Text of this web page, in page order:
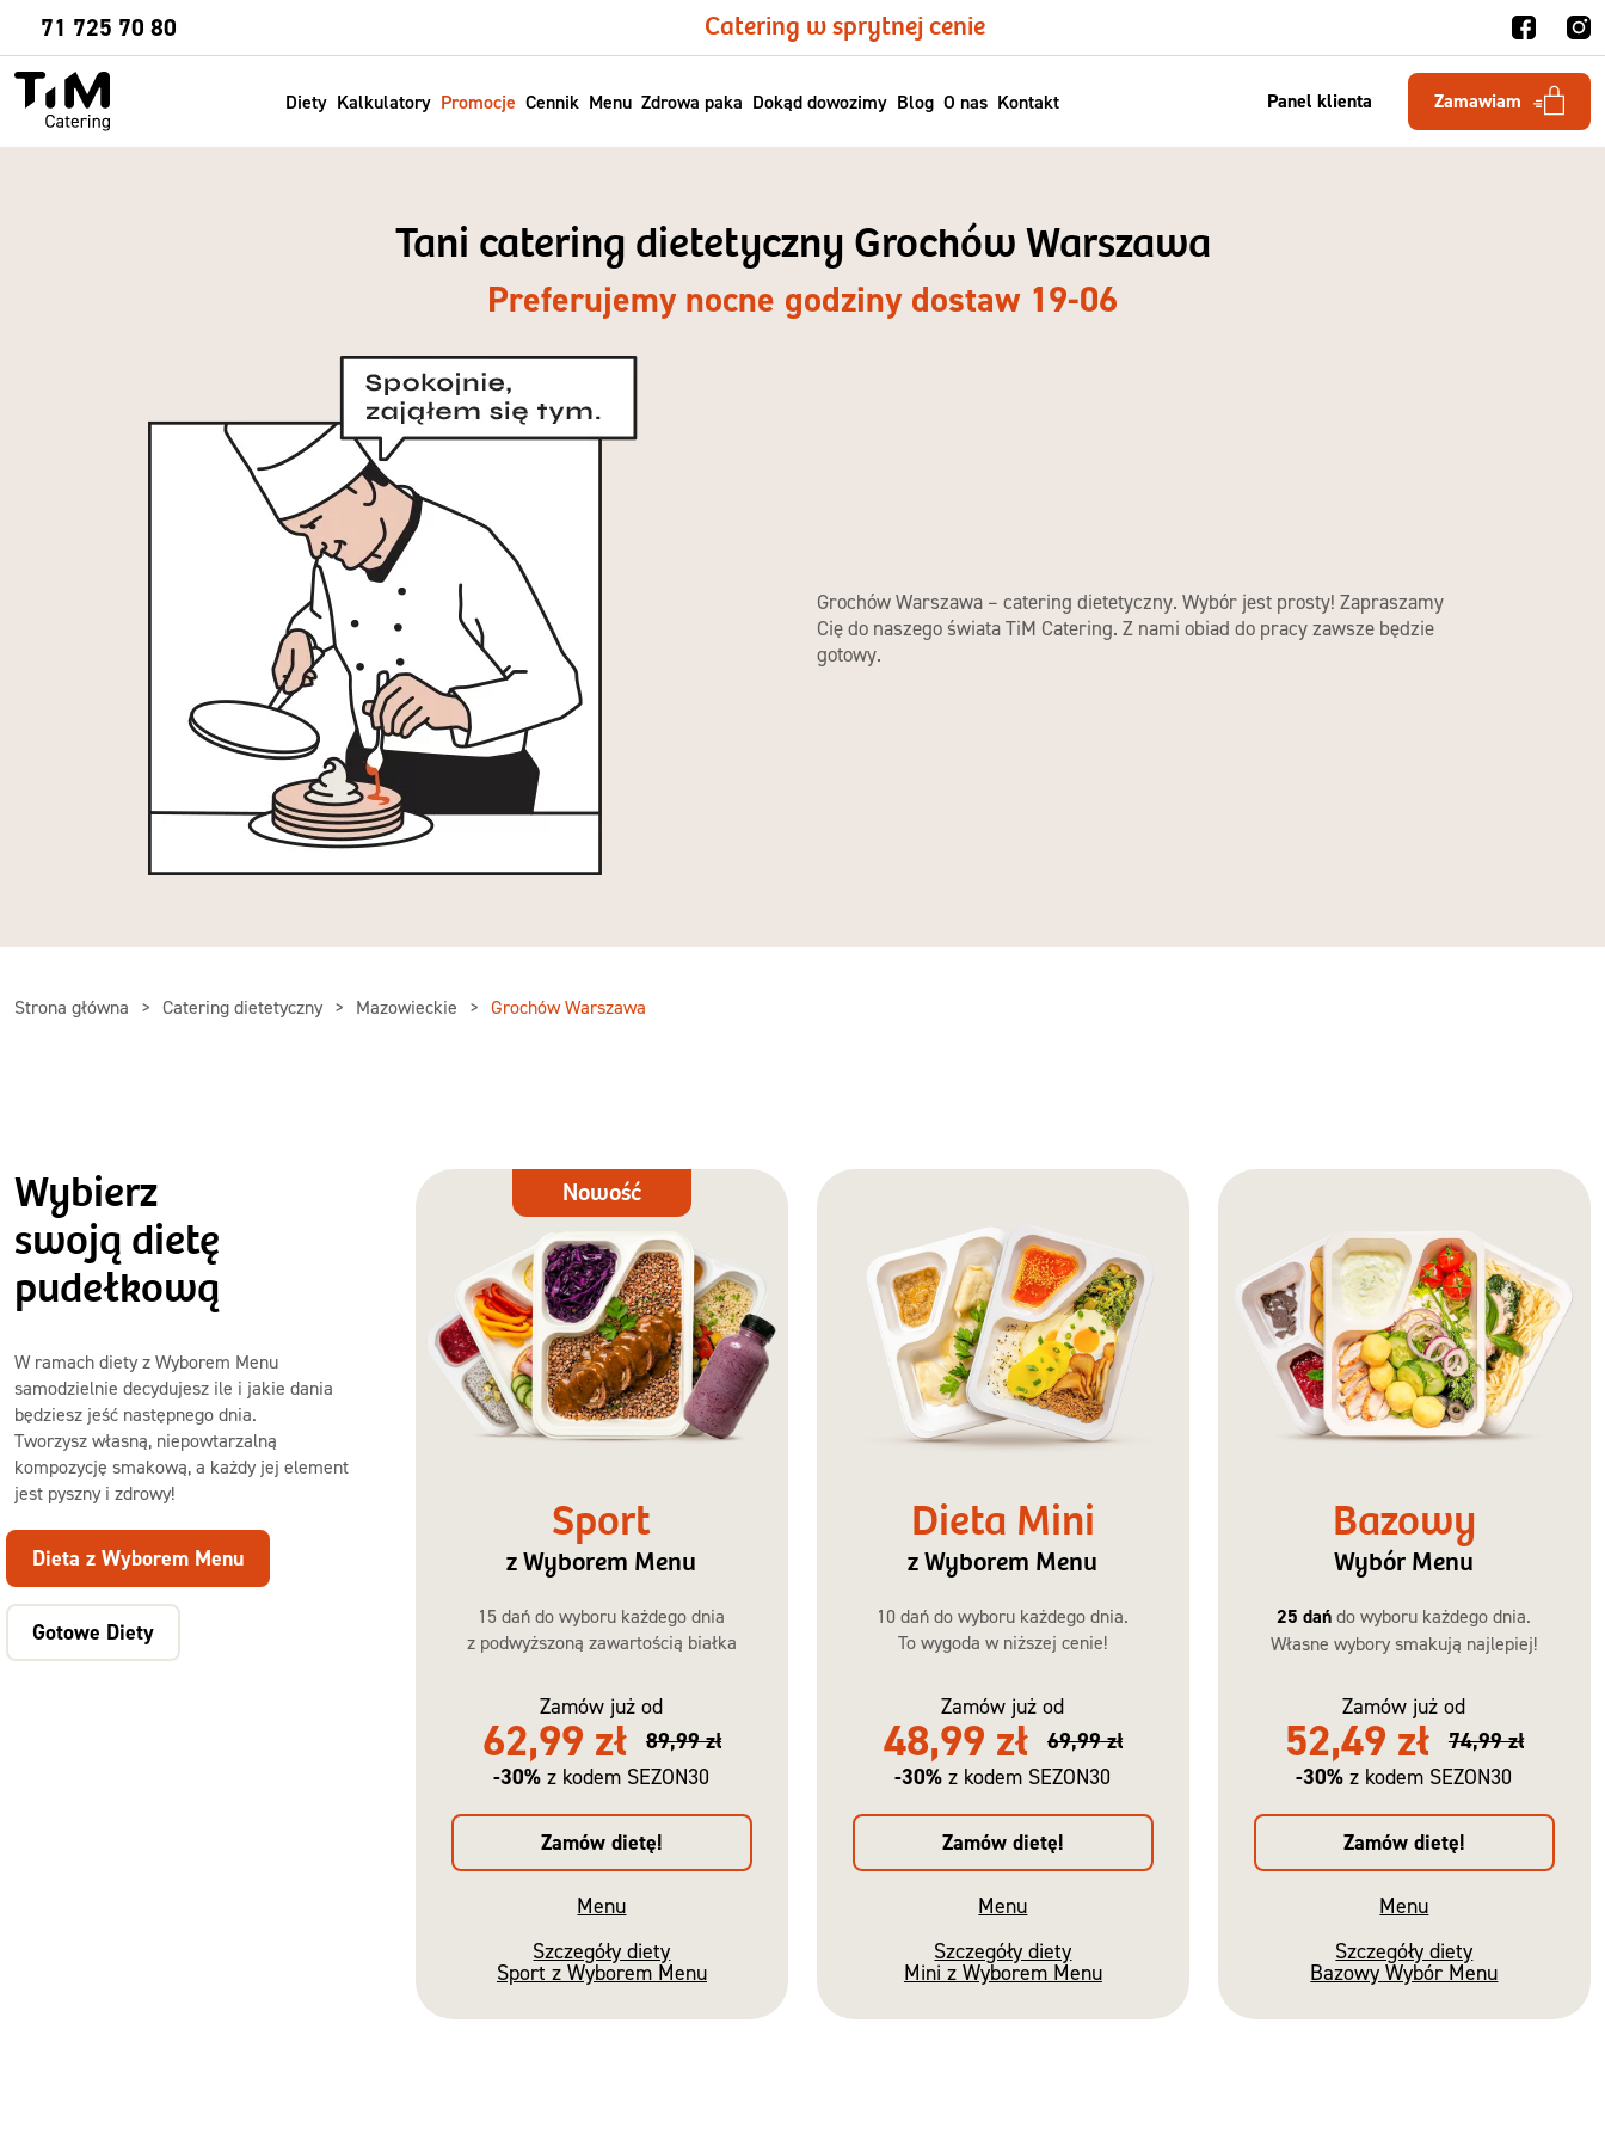
71 725 70 80 Catering w sprytnej cenie
Panel klienta Zamawiam
Diety Kalkulatory Promocje Cennik Menu Zdrowa paka Dokąd dowozimy Blog O nas Kontakt
Sprawdź
Tani catering dietetyczny Grochów Warszawa
Preferujemy nocne godziny dostaw 19-06
Grochów Warszawa – catering dietetyczny. Wybór jest prosty! Zapraszamy
Cię do naszego świata TiM Catering. Z nami obiad do pracy zawsze będzie
gotowy.
Strona główna Catering dietetyczny Mazowieckie Grochów Warszawa
Wybierz
swoją dietę
pudełkową
W ramach diety z Wyborem Menu
samodzielnie decydujesz ile i jakie dania
będziesz jeść następnego dnia.
Tworzysz własną, niepowtarzalną
kompozycję smakową, a każdy jej element
jest pyszny i zdrowy!
Dieta z Wyborem Menu
Gotowe Diety
Dieta
Nowość
Sport
z Wyborem Menu
15 dań do wyboru każdego dnia
z podwyższoną zawartością białka
Zamów już od
62,99 zł
89,99 zł
-30% z kodem SEZON30
Zamów dietę!
Menu
Szczegóły diety
Sport z Wyborem Menu
Dieta Mini
z Wyborem Menu
10 dań do wyboru każdego dnia.
To wygoda w niższej cenie!
Zamów już od
48,99 zł
69,99 zł
-30% z kodem SEZON30
Zamów dietę!
Menu
Szczegóły diety
Mini z Wyborem Menu
Bazowy
Wybór Menu
25 dań do wyboru każdego dnia.
Własne wybory smakują najlepiej!
Zamów już od
52,49 zł
74,99 zł
-30% z kodem SEZON30
Zamów dietę!
Menu
Szczegóły diety
Bazowy Wybór Menu